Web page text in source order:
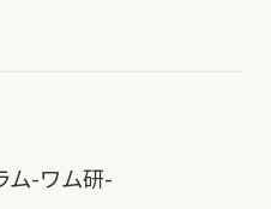
ム-ワム研-